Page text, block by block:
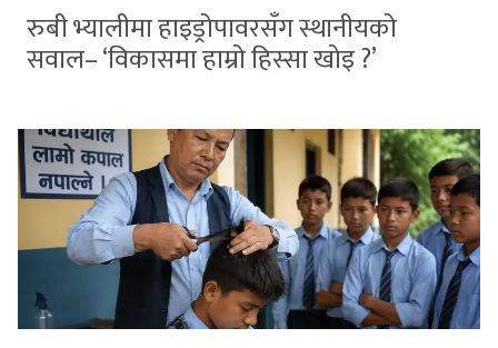
रुबी भ्यालीमा हाइड्रोपावरसँग स्थानीयको
सवाल– ‘विकासमा हाम्रो हिस्सा खोइ ?’